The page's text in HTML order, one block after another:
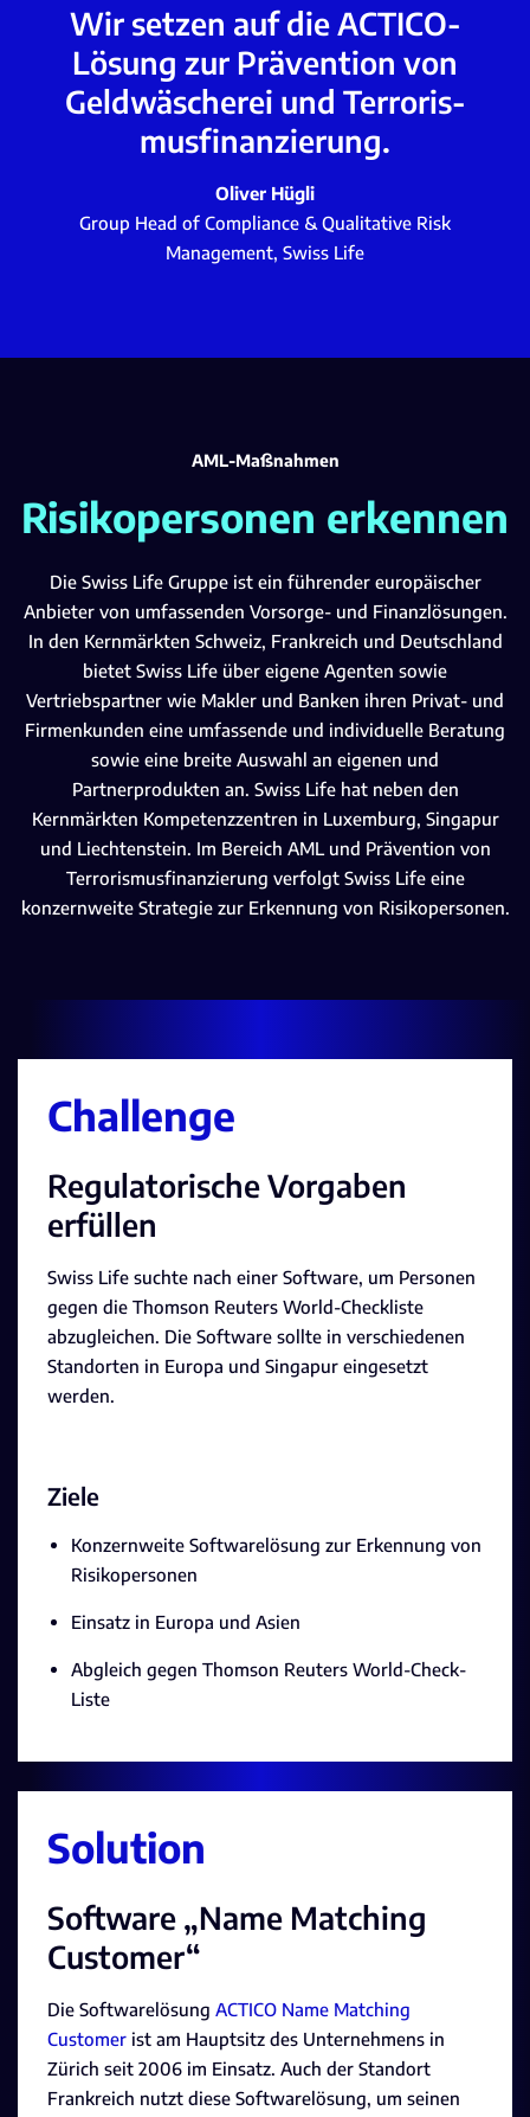
Wir setzen auf die ACTICO-
Lösung zur Prävention von
Geldwäscherei und Terroris­
musfinanzierung.
Oliver Hügli
Group Head of Compliance & Qualitative Risk
Management, Swiss Life
AML-Maßnahmen
Risikopersonen erkennen
Die Swiss Life Gruppe ist ein führender europäischer
Anbieter von umfassenden Vorsorge- und Finanzlösungen.
In den Kernmärkten Schweiz, Frankreich und Deutschland
bietet Swiss Life über eigene Agenten sowie
Vertriebspartner wie Makler und Banken ihren Privat- und
Firmenkunden eine umfassende und individuelle Beratung
sowie eine breite Auswahl an eigenen und
Partnerprodukten an. Swiss Life hat neben den
Kernmärkten Kompetenzzentren in Luxemburg, Singapur
und Liechtenstein. Im Bereich AML und Prävention von
Terrorismusfinanzierung verfolgt Swiss Life eine
konzernweite Strategie zur Erkennung von Risikopersonen.
Challenge
Regulatorische Vorgaben
erfüllen
Swiss Life suchte nach einer Software, um Personen
gegen die Thomson Reuters World-Checkliste
abzugleichen. Die Software sollte in verschiedenen
Standorten in Europa und Singapur eingesetzt
werden.
Ziele
Konzernweite Softwarelösung zur Erkennung von
Risikopersonen
Einsatz in Europa und Asien
Abgleich gegen Thomson Reuters World-Check-
Liste
Solution
Software „Name Matching
Customer“
Die Softwarelösung ACTICO Name Matching
Customer ist am Hauptsitz des Unternehmens in
Zürich seit 2006 im Einsatz. Auch der Standort
Frankreich nutzt diese Softwarelösung, um seinen